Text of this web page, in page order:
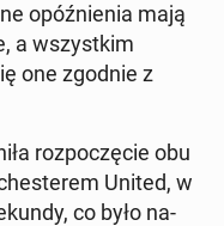
opóźnienia mają
a wszys­tkim
one zgodnie z
rozpoczę­cie obu
United, w
co było na­